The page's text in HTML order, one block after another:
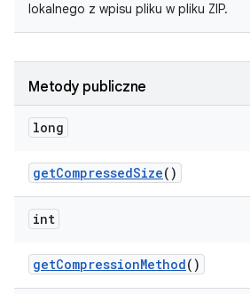
lokalnego z wpisu pliku w pliku ZIP.
Metody publiczne
long
getCompressedSize()
int
getCompressionMethod()